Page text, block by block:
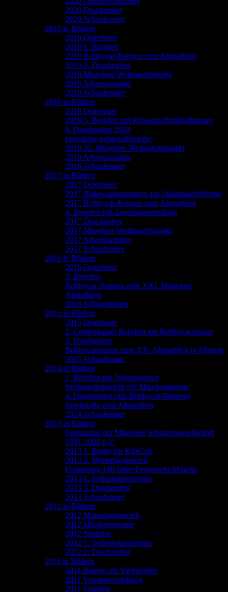
2020 Drachenfest
2020 Schaufenster
2019 in Bildern
2019 Osterfeuer
2019 6. Bergfest
2019 Bobbycar-Rennen zum Altstadtfest
2019 9. Drachenfest
2019 Mügelner Weihnachtsmarkt
2019 Adventszauber
2019 Schaufenster
2018 in Bildern
2018 Osterfeuer
2018 5. Bergfest mit Riesentischfußballturnier
8. Drachenfest 2018
Feierliche Scheckübergabe
2018 35. Mügelner Weihnachtsmarkt
2018 Adventszauber
2018 Schaufenster
2017 in Bildern
2017 Osterfeuer
2017 Badewannenrennen zur Stadtbaderöffnung
2017 Bobbycar-Rennen zum Altstadtfest
4. Bergfest mit Zweiradausstellung
2017 Drachenfest
2017 Mügelner Weihnachtsmarkt
2017 Adventszauber
2017 Schaufenster
2016 in Bildern
2016 Osterfeuer
3. Bergfest
Bobbycar-Rennen zum XXI. Mügelner
Altstadtfest
2016 6.Drachenfest
2015 in Bildern
2015 Osterfeuer
2. Crellenhainer Bergfest mit Bobbycarrennen
5. Drachenfest
Bobbycarrennen zum XX. Altstadtfest in Mügeln
2015 Schaufenster
2014 in Bildern
1. Bergfest mit Johannisfeuer
Weihnachtsbasteln mit Märchenstunde
4. Drachenfest (mit Bobbycar-Rennen)
Spielstraße zum Altstadtfest
2014 Schaufenster
2013 in Bildern
Festumzug der Mügelner Schützengesellschaft
1591-1990 e.V.
2013 1. Bobbycar KitaCup
2013 2. Muttertagsbrunch
Festumzug 140 Jahre Feuerwehr Mügeln
2013 6. Seifenkistenrennen
2013 3. Drachenfest
2013 Schaufenster
2012 in Bildern
2012 Muttertagsbrunch
2012 Miniferiencamp
2012 Stadtfest
2012 5. Seifenkistenrennen
2012 2. Drachenfest
2011 in Bildern
2011 Rodeln am Viehgraben
2011 Vereinsvorstellung
2011 Stadtfest